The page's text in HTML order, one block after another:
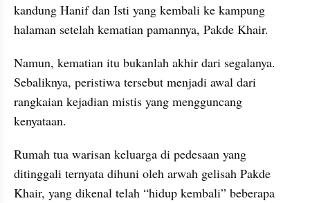
kandung Hanif dan Isti yang kembali ke kampung
halaman setelah kematian pamannya, Pakde Khair.
Namun, kematian itu bukanlah akhir dari segalanya.
Sebaliknya, peristiwa tersebut menjadi awal dari
rangkaian kejadian mistis yang mengguncang
kenyataan.
Rumah tua warisan keluarga di pedesaan yang
ditinggali ternyata dihuni oleh arwah gelisah Pakde
Khair, yang dikenal telah “hidup kembali” beberapa